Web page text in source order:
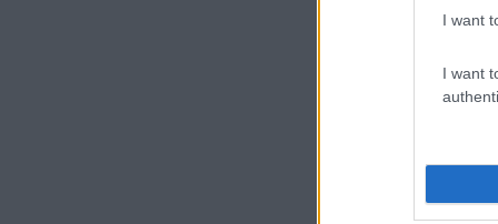
I want
I want